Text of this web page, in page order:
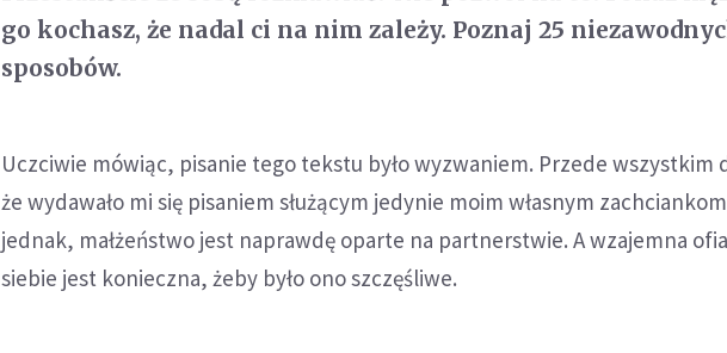
go kochasz, że nadal ci na nim zależy. Poznaj 25
sposobów.
Uczciwie mówiąc, pisanie tego tekstu było wyzwaniem. Przede wszystkim
że wydawało mi się pisaniem służącym jedynie moim własnym
jednak, małżeństwo jest naprawdę oparte na partnerstwie. A wzajemna
siebie jest konieczna, żeby było ono szczęśliwe.